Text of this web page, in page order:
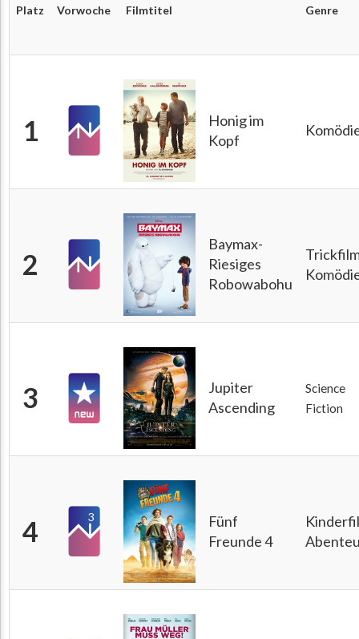
Platz Vorwoche Filmtitel Genre
1
Honig im
Kopf
2
Baymax-
Riesiges
Robowabohu
3
Jupiter
Ascending
Science
Fiction
4 3
Fünf
Freunde 4